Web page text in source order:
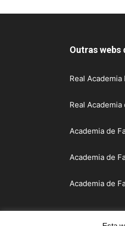
Outras webs
Real
Real
Academia de
Academia de
Academia de